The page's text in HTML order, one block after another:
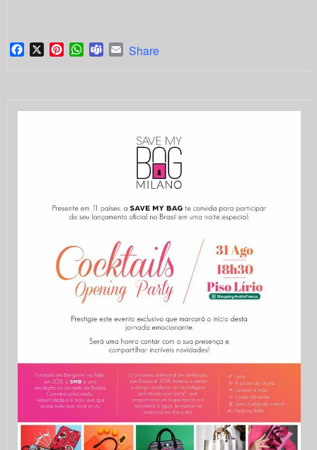
Facebook
X PinterestWhatsApp
TeamsEmail
Share